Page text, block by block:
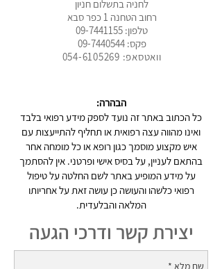
לחניה בתשלום חניון
רחוב הטחנה 1 כפר סבא
טלפון: 09-7441155
פקס:09-7440544
וואטסאפ: 054-6105269
הבהרה:
כל הכתוב באתר זה נועד לספק מידע רפואי בלבד
ואינו מהווה עצה רפואית או תחליף להתייעצות עם
איש מקצוע מוסמך כגון רופא או כל מומחה אחר
בהתאם לעניין, על בסיס אישי ופרטני. אין להסתמך
על מידע המופיע באתר לשם החלטה על טיפול
רפואי כלשהו והעושה כן עושה זאת על אחריותו
המלאה והבלעדית.
יצירת קשר ודרכי הגעה